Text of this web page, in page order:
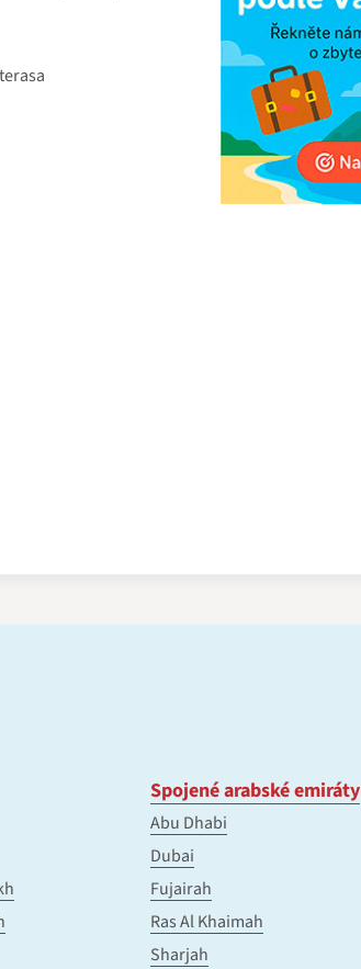
Spojené arabské emiráty
Abu Dhabi
Dubai
Fujairah
Ras Al Khaimah
Sharjah